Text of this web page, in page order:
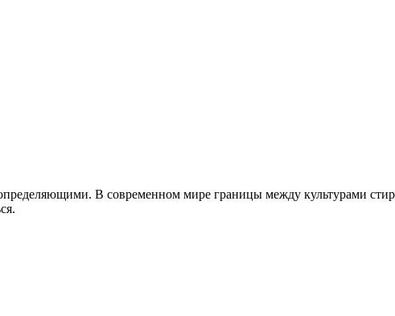
В современном мире границы между культурами